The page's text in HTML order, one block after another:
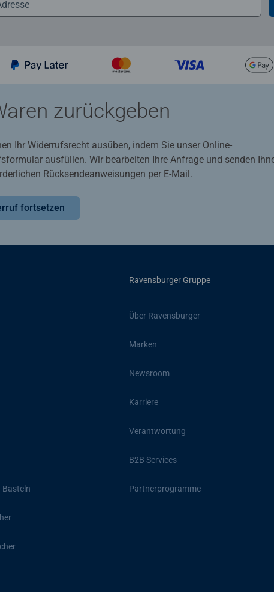
zurückgeben
Ihr Widerrufsrecht ausüben, indem Sie unser Online-
ausfüllen. Wir bearbeiten Ihre Anfrage und senden
Rücksendeanweisungen per E-Mail.
fortsetzen
Basteln
Ravensburger Gruppe
Über Ravensburger
Marken
Newsroom
Karriere
Verantwortung
B2B Services
Partnerprogramme